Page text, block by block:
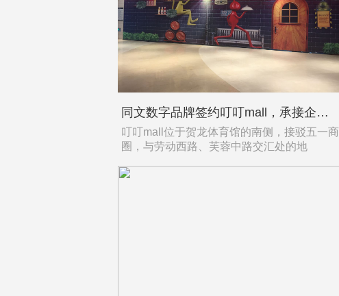
同文数字品牌签约叮叮mall，承接企业品牌官网设计
叮叮mall位于贺龙体育馆的南侧，接驳五一商
圈，与劳动西路、芙蓉中路交汇处的地